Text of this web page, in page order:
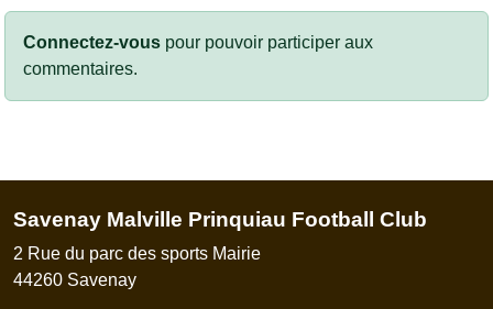
Connectez-vous pour pouvoir participer aux
commentaires.
Savenay Malville Prinquiau Football Club
2 Rue du parc des sports Mairie
44260 Savenay